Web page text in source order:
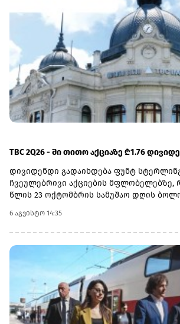
TBC 2Q26 - ში თითო აქციაზე ₾1.76
დივიდენდი გადაიხდება ფუნტ
ჩვეულებრივი აქციების მფლობელებზე,
წლის 23 ოქტომბრის სამუშაო დღის
თარიღად 22 ოქტომბერი, ჩანაწერის
ოქტომბერი, ვალუტის კონვერტაციის
ნოემბერი, ხოლო უშუალოდ გადახდის
ნოემბერი დასახელდა.2026 წლის მეორე
დივიდენდის ფუნტ სტერლინგში
გამოსაყენებელი ლარი/ფუნტი
კურსი სებ-ის მიერ გამოქვეყნებული
გაცვლითი კურსის 5 დღიანი საშუალო
განისაზღვრება, რომელიც მოიცავს 2026
6 აგვისტო 14:35